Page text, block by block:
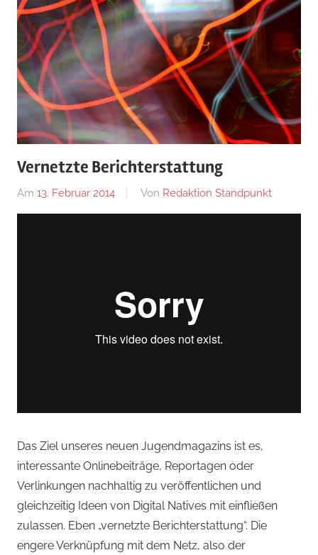
Vernetzte Berichterstattung
Am 13. Februar 2014 Von Redaktion Standpunkt
Das Ziel unseres neuen Jugendmagazins ist es,
interessante Onlinebeiträge, Reportagen oder
Verlinkungen nachhaltig zu veröffentlichen und
gleichzeitig Ideen von Digital Natives mit einfließen
zulassen. Eben „vernetzte Berichterstattung“. Die
engere Verknüpfung mit dem Netz, also der